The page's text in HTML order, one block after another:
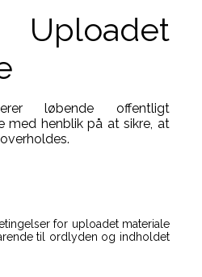
løbende offentligt
henblik på at sikre, at
for uploadet materiale
til ordlyden og indholdet